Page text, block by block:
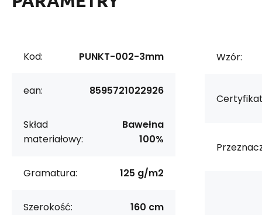
Kod: PUNKT-002-3mm
ean: 8595721022926
Skład
materiałowy:
Bawełna
100%
Gramatura: 125 g/m2
Szerokość: 160 cm
Wzór: